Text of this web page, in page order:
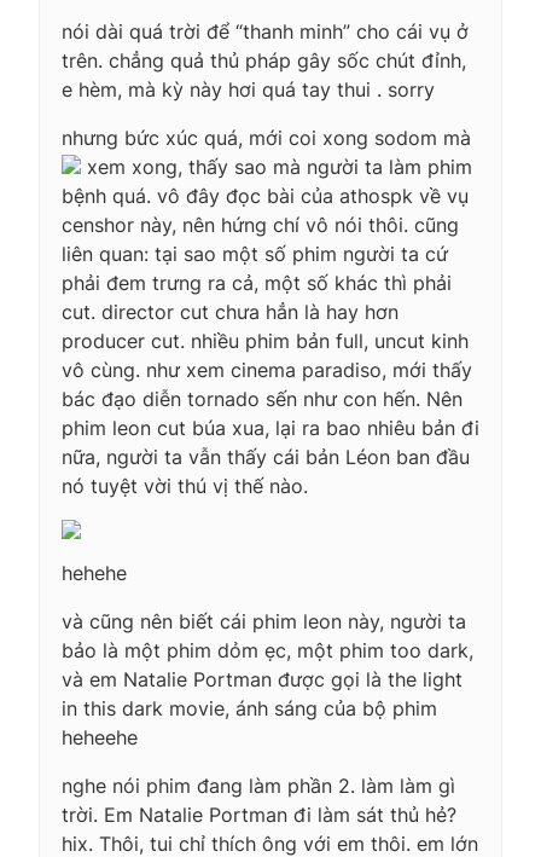
nói dài quá trời để “thanh minh” cho cái vụ ở
trên. chẳng quả thủ pháp gây sốc chút đỉnh,
e hèm, mà kỳ này hơi quá tay thui . sorry
nhưng bức xúc quá, mới coi xong sodom mà
xem xong, thấy sao mà người ta làm phim
bệnh quá. vô đây đọc bài của athospk về vụ
censhor này, nên hứng chí vô nói thôi. cũng
liên quan: tại sao một số phim người ta cứ
phải đem trưng ra cả, một số khác thì phải
cut. director cut chưa hẳn là hay hơn
producer cut. nhiều phim bản full, uncut kinh
vô cùng. như xem cinema paradiso, mới thấy
bác đạo diễn tornado sến như con hến. Nên
phim leon cut búa xua, lại ra bao nhiêu bản đi
nữa, người ta vẫn thấy cái bản Léon ban đầu
nó tuyệt vời thú vị thế nào.
hehehe
và cũng nên biết cái phim leon này, người ta
bảo là một phim dỏm ẹc, một phim too dark,
và em Natalie Portman được gọi là the light
in this dark movie, ánh sáng của bộ phim
heheehe
nghe nói phim đang làm phần 2. làm làm gì
trời. Em Natalie Portman đi làm sát thủ hẻ?
hix. Thôi, tui chỉ thích ông với em thôi. em lớn